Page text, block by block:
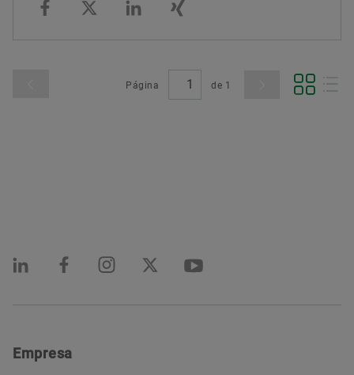
Página de 1
Empresa